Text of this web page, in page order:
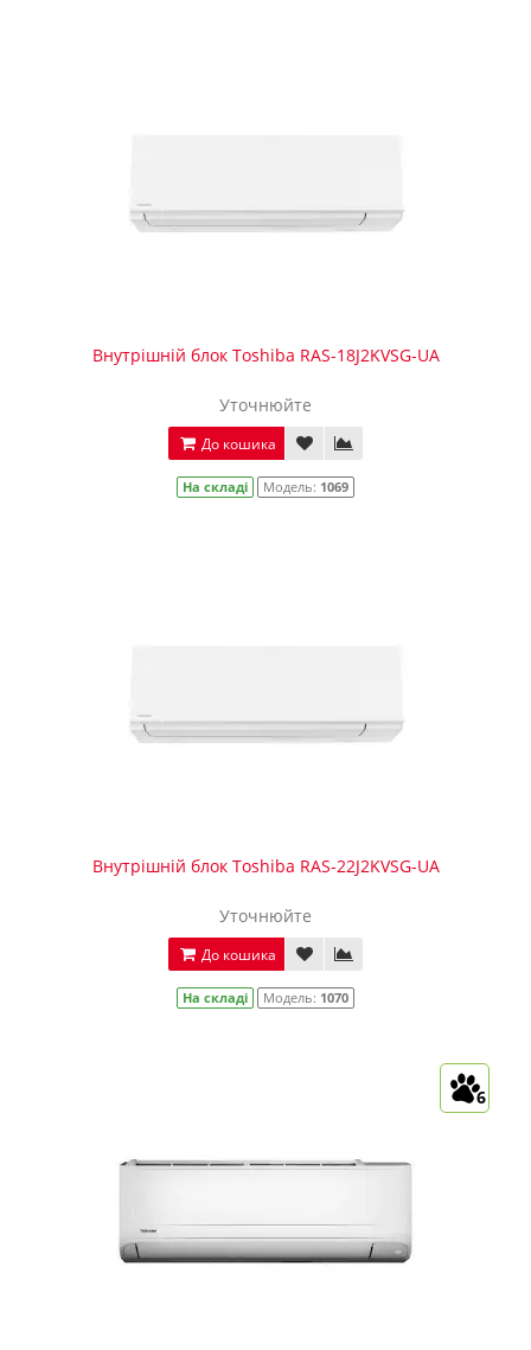
Внутрішній блок Toshiba RAS-18J2KVSG-UA
Уточнюйте
До кошика
На складі Модель: 1069
Внутрішній блок Toshiba RAS-22J2KVSG-UA
Уточнюйте
До кошика
На складі Модель: 1070
6